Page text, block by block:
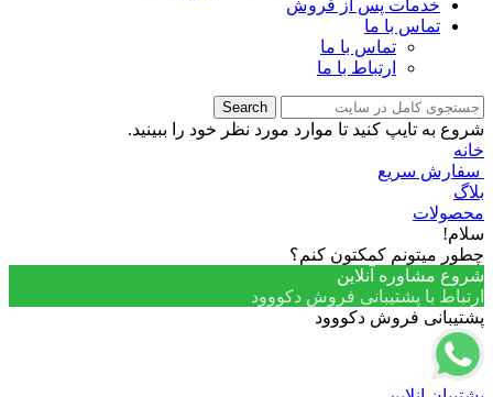
خدمات پس از فروش
تماس با ما
تماس با ما
ارتباط با ما
Search
شروع به تایپ کنید تا موارد مورد نظر خود را ببینید.
خانه
سفارش سریع
بلاگ
محصولات
سلام!
چطور میتونم کمکتون کنم؟
شروع مشاوره آنلاین
ارتباط با پشتیبانی فروش دکووود
پشتیبانی فروش دکووود